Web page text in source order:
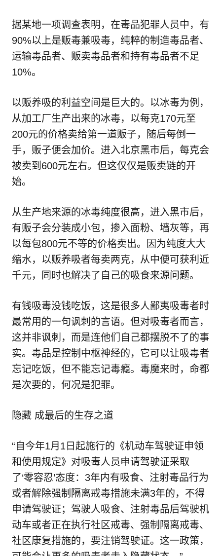
据某地一项调查表明，在毒品犯罪人员中，有
90%以上是贩毒兼吸毒，纯粹的制造毒品者、
运输毒品者、贩卖毒品者和持有毒品者不足
10%。
以贩养吸的利益空间是巨大的。以冰毒为例，
从加工厂生产出来的冰毒，以每克170元至
200元的价格卖给第一道贩子，随后每倒一
手，贩子便会加价。进入北京黑市后，每克会
被卖到600元左右。但这仅仅是贩卖链的开
始。
从生产地来源的冰毒纯度很高，进入黑市后，
有贩子会分装成小包，掺入面粉、墙灰等，再
以每包800元不等的价格卖出。因为纯度大大
缩水，以贩养吸者每卖两克，从中便可获利近
千元，同时也解决了自己的吸食来源问题。
有钱吸毒没钱吃饭，这是很多人鄙夷吸毒者时
最常用的一句讽刺的言语。但对吸毒者而言，
这并非讽刺，而是连他们自己都摆脱不了的事
实。毒品是控制中枢神经的，它可以让吸毒者
忘记吃饭，但不能忘记毒瘾。毒魔来时，命都
是次要的，何况是犯罪。
隐藏 成最后的生存之道
“自今年1月1日起施行的《机动车驾驶证申领
和使用规定》对吸毒人员申请驾驶证采取
了‘零容忍’态度：3年内有吸食、注射毒品行为
或者解除强制隔离戒毒措施未满3年的，不得
申请驾驶证；驾驶人吸食、注射毒品后驾驶机
动车或者正在执行社区戒毒、强制隔离戒毒、
社区康复措施的，要注销驾驶证。这一政策，